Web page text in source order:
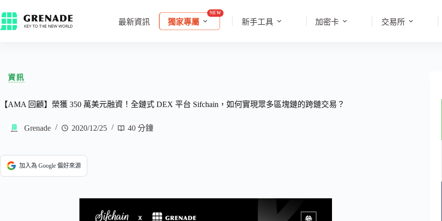
最新資訊 獨家專屬 新手工具 加密卡 交易所
資訊
【AMA 回顧】榮獲 350 萬美元融資！全鏈式 DEX 平台 Sifchain，如何實現眾多區塊鏈的跨鏈交易？
Grenade 2020/12/25 40 分鐘
加入為 Google 偏好來源